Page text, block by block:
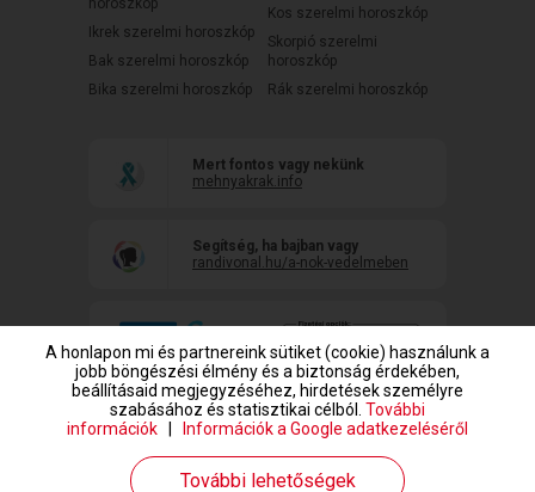
horoszkóp
Ikrek szerelmi horoszkóp
Bak szerelmi horoszkóp
Bika szerelmi horoszkóp
Kos szerelmi horoszkóp
Skorpió szerelmi
horoszkóp
Rák szerelmi horoszkóp
Mert fontos vagy nekünk
mehnyakrak.info
Segítség, ha bajban vagy
randivonal.hu/a-nok-vedelmeben
www.randivonal.hu © Copyright 1999-2026 Dating Central Europe Zrt.
A honlapon mi és partnereink sütiket (cookie) használunk a
jobb böngészési élmény és a biztonság érdekében,
beállításaid megjegyzéséhez, hirdetések személyre
szabásához és statisztikai célból. További
információk
Információk a Google adatkezeléséről
További lehetőségek